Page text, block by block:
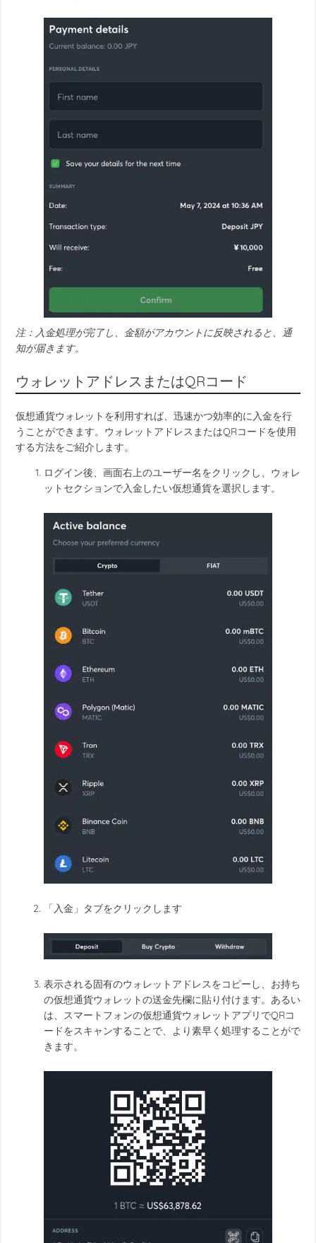
注：入金処理が完了し、金額がアカウントに反映されると、通
知が届きます。
ウォレットアドレスまたはQRコード
仮想通貨ウォレットを利用すれば、迅速かつ効率的に入金を行
うことができます。ウォレットアドレスまたはQRコードを使用
する方法をご紹介します。
ログイン後、画面右上のユーザー名をクリックし、ウォレ
ットセクションで入金したい仮想通貨を選択します。
「入金」タブをクリックします
表示される固有のウォレットアドレスをコピーし、お持ち
の仮想通貨ウォレットの送金先欄に貼り付けます。あるい
は、スマートフォンの仮想通貨ウォレットアプリでQRコ
ードをスキャンすることで、より素早く処理することがで
きます。